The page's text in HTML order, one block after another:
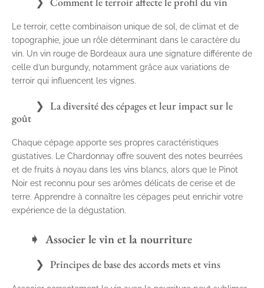
Le terroir, cette combinaison unique de sol, de climat et de
topographie, joue un rôle déterminant dans le caractère du
vin. Un vin rouge de Bordeaux aura une signature différente de
celle d’un burgundy, notamment grâce aux variations de
terroir qui influencent les vignes.
La diversité des cépages et leur impact sur le
goût
Chaque cépage apporte ses propres caractéristiques
gustatives. Le Chardonnay offre souvent des notes beurrées
et de fruits à noyau dans les vins blancs, alors que le Pinot
Noir est reconnu pour ses arômes délicats de cerise et de
terre. Apprendre à connaître les cépages peut enrichir votre
expérience de la dégustation.
Associer le vin et la nourriture
Principes de base des accords mets et vins